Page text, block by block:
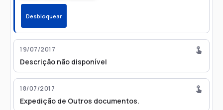
Desbloquear
19/07/2017
Descrição não disponível
18/07/2017
Expedição de Outros documentos.